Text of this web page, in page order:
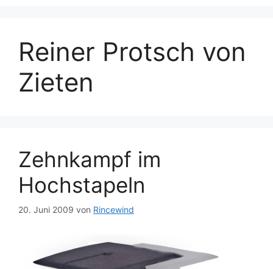
Reiner Protsch von
Zieten
Zehnkampf im
Hochstapeln
20. Juni 2009 von Rincewind